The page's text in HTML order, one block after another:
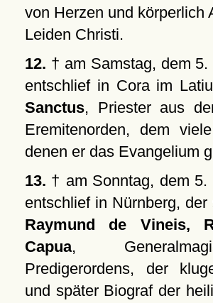
von Herzen und körperlich
Leiden Christi.
12. † am Samstag, dem
entschlief in Cora im
Sanctus, Priester aus
Eremitenorden, dem
denen er das Evangelium
13. † am Sonntag, dem 5.
entschlief in Nürnberg,
Raymund de Vineis,
Capua,
Predigerordens, der
und später Biograf der